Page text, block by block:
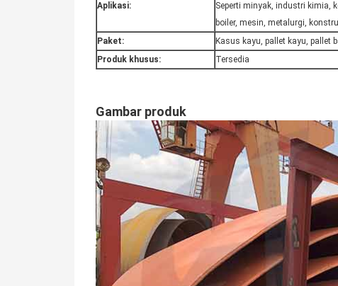
Aplikasi:
Seperti minyak, industri kimia,
boiler, mesin, metalurgi,
Paket:
Kasus kayu, pallet kayu, pallet
Produk khusus:
Tersedia
Gambar produk